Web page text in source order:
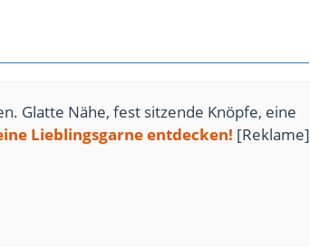
Glatte Nähe, fest sitzende Knöpfe, eine
Lieblingsgarne entdecken! [Reklame]